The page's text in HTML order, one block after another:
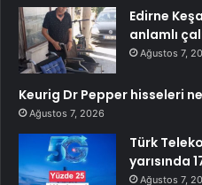
Edirne
anlamlı
Ağustos 7,
Keurig Dr Pepper hisseleri
Ağustos 7, 2026
Türk
yarısında
Ağustos 7,